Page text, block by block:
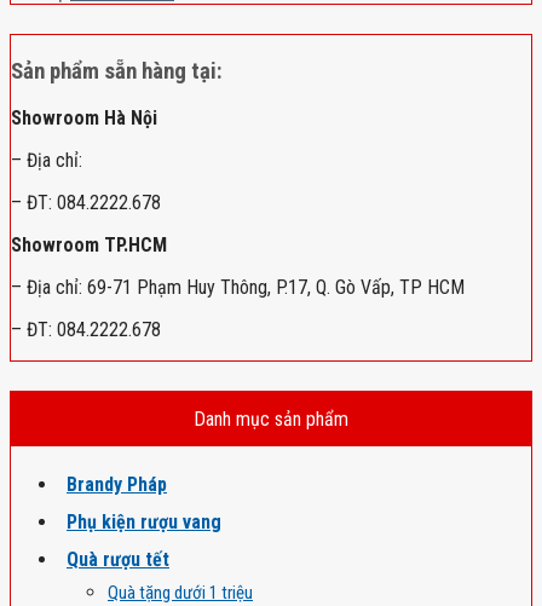
Sản phẩm sẵn hàng tại:
Showroom Hà Nội
– Địa chỉ:
– ĐT: 084.2222.678
Showroom TP.HCM
– Địa chỉ: 69-71 Phạm Huy Thông, P.17, Q. Gò Vấp, TP HCM
– ĐT: 084.2222.678
Danh mục sản phẩm
Brandy Pháp
Phụ kiện rượu vang
Quà rượu tết
Quà tặng dưới 1 triệu